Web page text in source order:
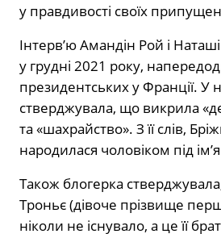
у правдивості своїх
Інтервʼю Амандін Рой і
у грудні 2021 року,
президентських у Франції. У
стверджувала, що викрила
та «шахрайство». З її слів,
народилася чоловіком під
Також блогерка
Троньє (дівоче прізвище
ніколи не існувало, а це її